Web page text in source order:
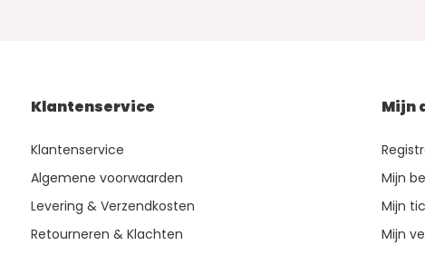
Klantenservice
Klantenservice
Algemene voorwaarden
Levering & Verzendkosten
Retourneren & Klachten
Mijn
Mijn
Mijn
Mijn